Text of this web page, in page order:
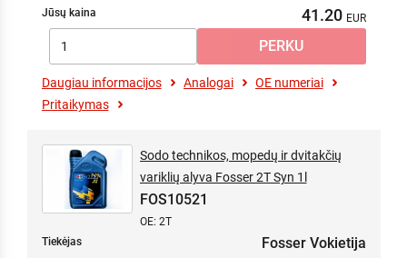
Jūsų kaina
41.20
Daugiau informacijos Analogai
OE numeriai
Pritaikymas
Sodo technikos, mopedų ir dvitakčių
variklių alyva Fosser 2T Syn 1l
FOS10521
OE: 2T
Tiekėjas
Fosser Vokietija